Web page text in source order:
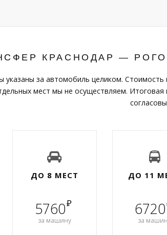
КРАСНОДАР —
указаны за автомобиль целиком.
мест мы не осуществляем. Итоговая
ДО 8 МЕСТ
5760₽
за машину
ДО 11
за